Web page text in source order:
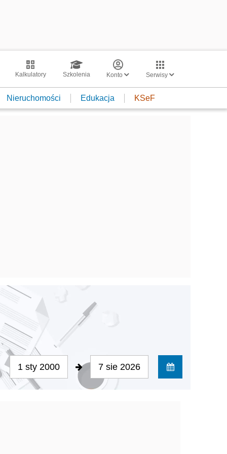
Kalkulatory Szkolenia Konto Serwisy
Nieruchomości Edukacja KSeF
1 sty 2000 7 sie 2026